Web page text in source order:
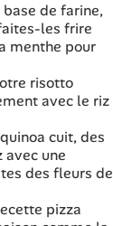
de farine,
les frire
menthe pour
risotto
avec le riz
cuit, des
une
des fleurs de
pizza